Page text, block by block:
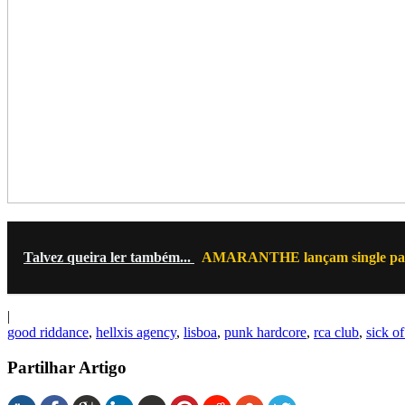
Talvez queira ler também... AMARANTHE lançam single
|
good riddance, hellxis agency, lisboa, punk hardcore, rca club, sick
Partilhar Artigo